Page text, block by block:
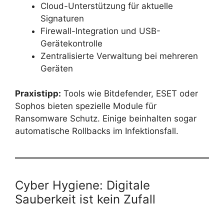
Cloud-Unterstützung für aktuelle
Signaturen
Firewall-Integration und USB-
Gerätekontrolle
Zentralisierte Verwaltung bei mehreren
Geräten
Praxistipp: Tools wie Bitdefender, ESET oder
Sophos bieten spezielle Module für
Ransomware Schutz. Einige beinhalten sogar
automatische Rollbacks im Infektionsfall.
Cyber Hygiene: Digitale
Sauberkeit ist kein Zufall